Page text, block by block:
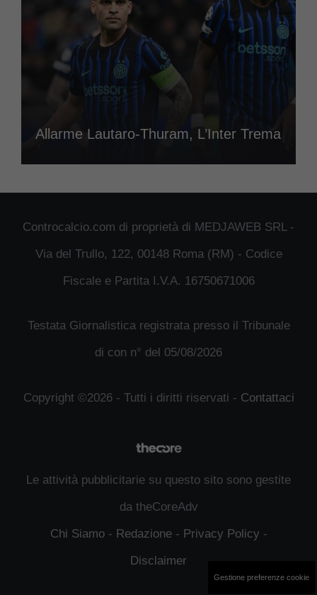
Allarme Lautaro-Thuram, L’Inter Trema
Controcalcio.com di proprietà di MEDJAWEB SRL -
Via del Trullo, 122, 00148 Roma (RM) - Codice
Fiscale e Partita I.V.A. 16750671006
Testata Giornalistica registrata presso il Tribunale
di con n° del 05/08/2026
Copyright ©2026 - Tutti i diritti riservati - Contattaci
Le attività pubblicitarie su questo sito sono gestite
da theCoreAdv
Chi Siamo- Redazione- Privacy Policy -
Disclaimer
Gestione preferenze cookie